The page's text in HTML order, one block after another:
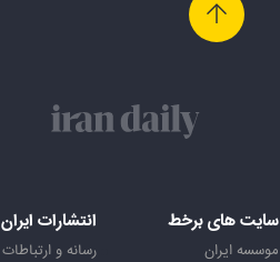
سایت های برخط
موسسه ایران
انتشارات ایران
رسانه و ارتباطات